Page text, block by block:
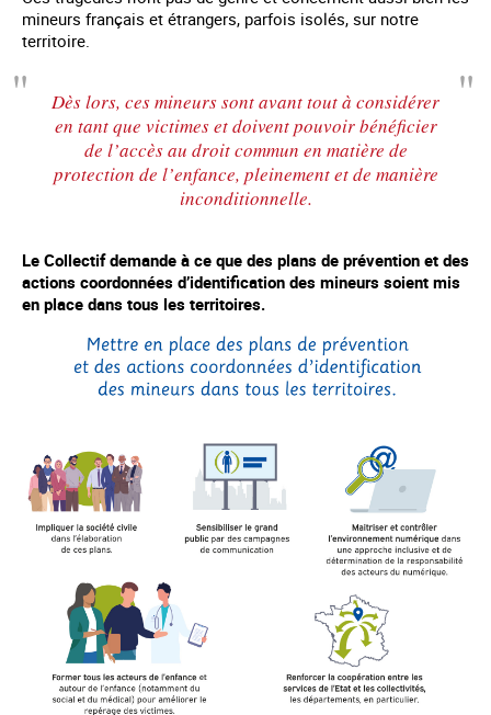
mineurs français et étrangers, parfois isolés, sur notre
territoire.
Dès lors, ces mineurs sont avant tout à considérer
en tant que victimes et doivent pouvoir bénéficier
de l’accès au droit commun en matière de
protection de l’enfance, pleinement et de manière
inconditionnelle.
Le Collectif demande à ce que des plans de prévention et des
actions coordonnées d’identification des mineurs soient mis
en place dans tous les territoires.